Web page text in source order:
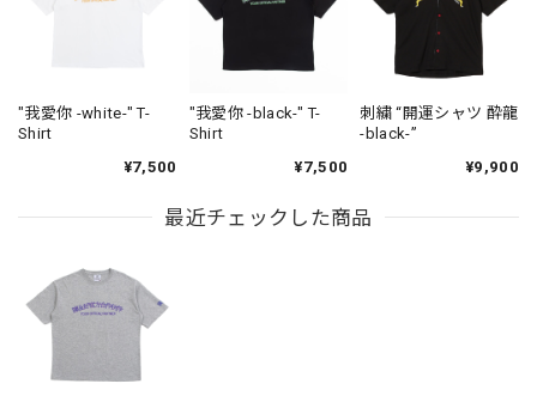
"我愛你 -white-" T-
Shirt
¥7,500
"我愛你 -black-" T-
Shirt
¥7,500
刺繍 “開運シャツ 酔龍
-black-”
¥9,900
最近チェックした商品